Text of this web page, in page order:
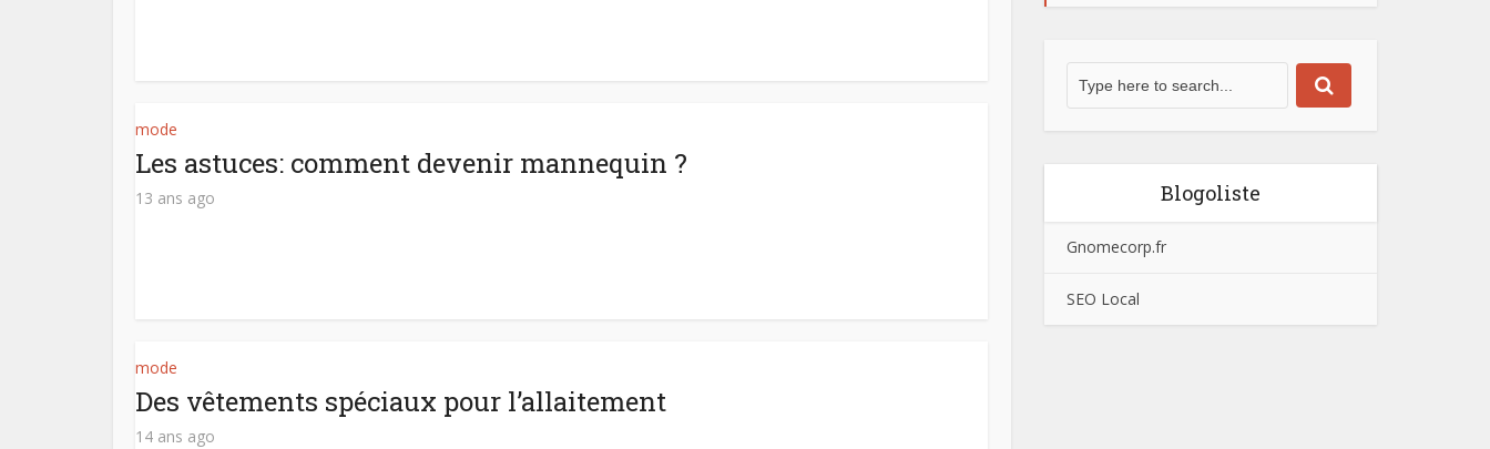
mode
Les astuces: comment devenir mannequin ?
13 ans ago
mode
Des vêtements spéciaux pour l’allaitement
14 ans ago
Blogoliste
Gnomecorp.fr
SEO Local